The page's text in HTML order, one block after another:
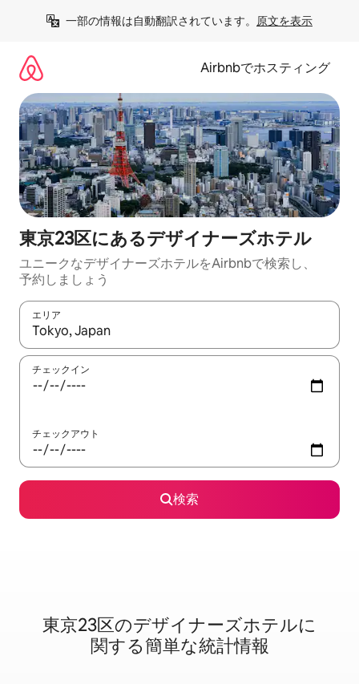
一部の情報は自動翻訳されています。 原文を表示
Airbnbでホスティング
東京23区にあるデ⁠ザ⁠イ⁠ナ⁠ー⁠ズホ⁠テ⁠ル
ユニークなデ⁠ザ⁠イ⁠ナ⁠ー⁠ズホ⁠テ⁠ル⁠をAirbnb⁠で検⁠索⁠し⁠、
予⁠約し⁠ま⁠し⁠ょ⁠う
エリア
検索結果が表示されたら、上下の矢印キーを使って移動するか
チェックイン
チェックアウト
検索
東京23区のデ⁠ザ⁠イ⁠ナ⁠ー⁠ズホ⁠テ⁠ル⁠に
関⁠す⁠る簡⁠単⁠な統⁠計情⁠報